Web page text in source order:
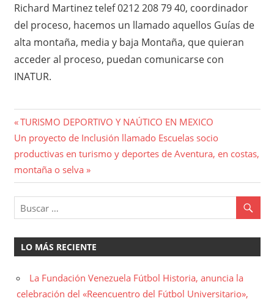
Richard Martinez telef 0212 208 79 40, coordinador
del proceso, hacemos un llamado aquellos Guías de
alta montaña, media y baja Montaña, que quieran
acceder al proceso, puedan comunicarse con
INATUR.
Navegación
de
entradas
Entrada
anterior:
TURISMO DEPORTIVO Y NAÚTICO EN MEXICO
Entrada
siguiente:
Un proyecto de Inclusión llamado Escuelas socio
productivas en turismo y deportes de Aventura, en costas,
montaña o selva
LO MÁS RECIENTE
La Fundación Venezuela Fútbol Historia, anuncia la
celebración del «Reencuentro del Fútbol Universitario»,